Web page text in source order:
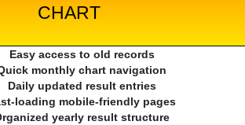
CHART
Easy access to old records
monthly chart navigation
Daily updated result entries
loading mobile-friendly pages
yearly result structure